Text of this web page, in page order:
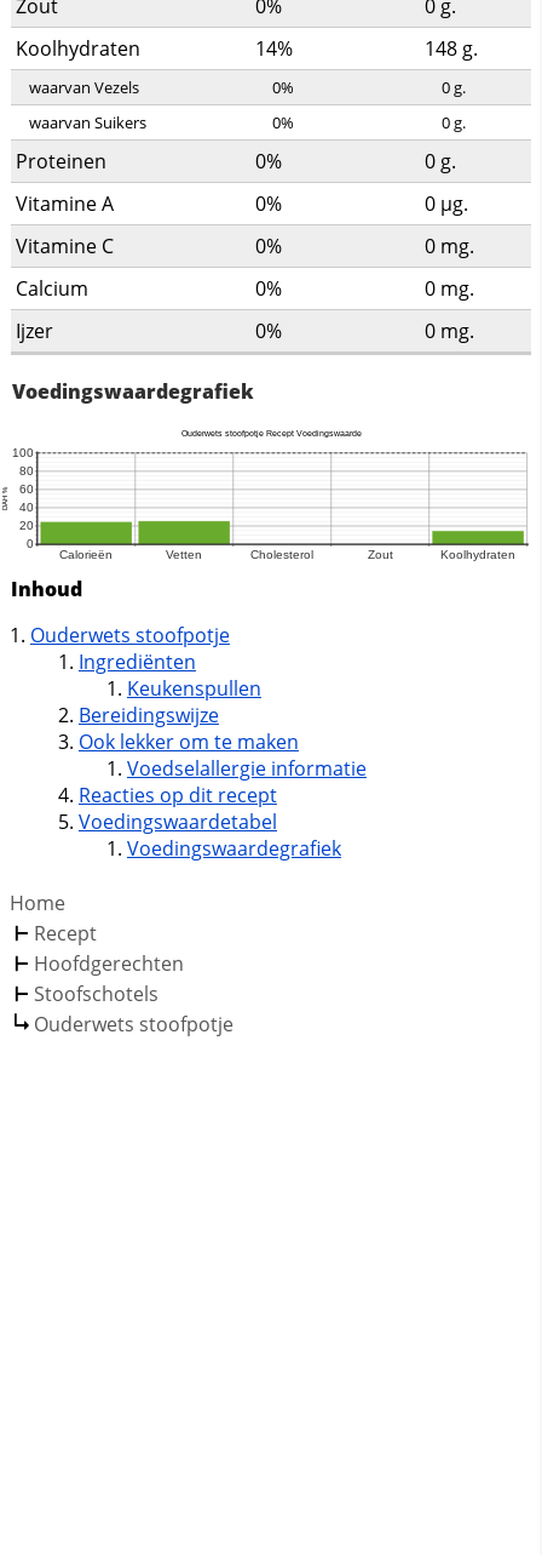
Zout 0% 0 g.
Koolhydraten
14% 148 g.
waarvan Vezels 0% 0g.
waarvan Suikers
0% 0g.
Proteinen 0% 0 g.
Vitamine A
0% 0 µg.
Vitamine C
0% 0 mg.
Calcium
0% 0 mg.
Ijzer
0% 0 mg.
Voedingswaardegrafiek
Inhoud
Ouderwets stoofpotje
Ingrediënten
Keukenspullen
Bereidingswijze
Ook lekker om te maken
Voedselallergie informatie
Reacties op dit recept
Voedingswaardetabel
Voedingswaardegrafiek
Home
Recept
Hoofdgerechten
Stoofschotels
Ouderwets stoofpotje